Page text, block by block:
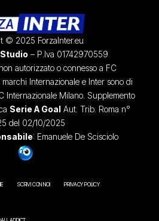
© 2025 ForzaInter.eu
– P.Iva 01742970559
autorizzato o connesso a FC
Internazionale e Inter sono di
Internazionale Milano. Supplemento
Serie A GoalAut. Trib. Roma n°
del 02/10/2025
: Emanuele De Scisciolo
SCRIVI CON NOI PRIVACY POLICY